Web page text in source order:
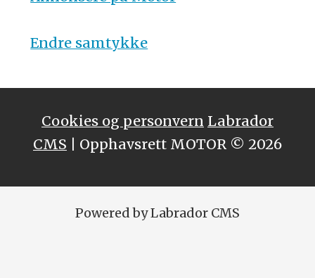
Endre samtykke
Cookies og personvern Labrador
CMS | Opphavsrett MOTOR © 2026
Powered by Labrador CMS